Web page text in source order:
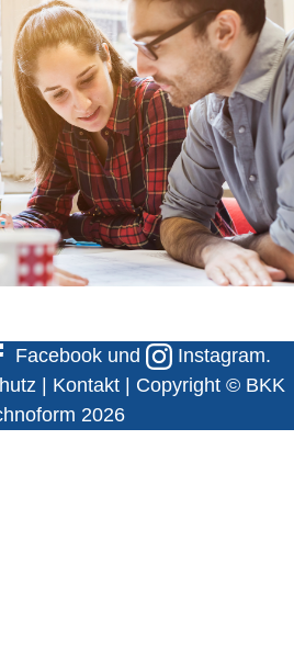
Facebook und Instagram.
| Kontakt| Copyright © BKK
2026